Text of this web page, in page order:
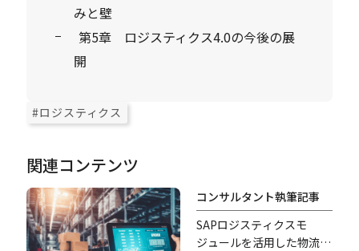
みと壁
第5章 ロジスティクス4.0の今後の展
開
#ロジスティクス
関連コンテンツ
コンサルタント執筆記事
SAPロジスティクスモ
ジュールを活用した物流